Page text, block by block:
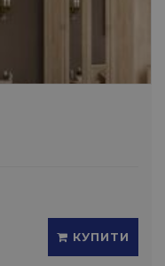
КУПИТИ